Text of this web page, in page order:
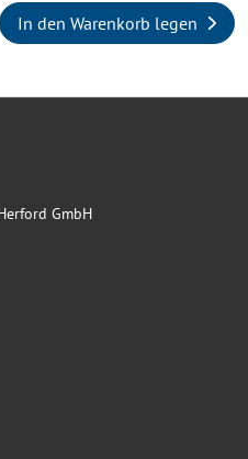
In den Warenkorb legen
GmbH